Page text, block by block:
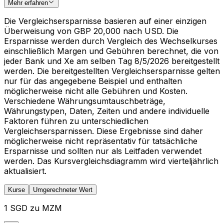
Mehr erfahren
Die Vergleichsersparnisse basieren auf einer einzigen
Überweisung von GBP 20,000 nach USD. Die
Ersparnisse werden durch Vergleich des Wechselkurses
einschließlich Margen und Gebühren berechnet, die von
jeder Bank und Xe am selben Tag 8/5/2026 bereitgestellt
werden. Die bereitgestellten Vergleichsersparnisse gelten
nur für das angegebene Beispiel und enthalten
möglicherweise nicht alle Gebühren und Kosten.
Verschiedene Währungsumtauschbeträge,
Währungstypen, Daten, Zeiten und andere individuelle
Faktoren führen zu unterschiedlichen
Vergleichsersparnissen. Diese Ergebnisse sind daher
möglicherweise nicht repräsentativ für tatsächliche
Ersparnisse und sollten nur als Leitfaden verwendet
werden. Das Kursvergleichsdiagramm wird vierteljährlich
aktualisiert.
Kurse Umgerechneter Wert
1 SGD zu MZM